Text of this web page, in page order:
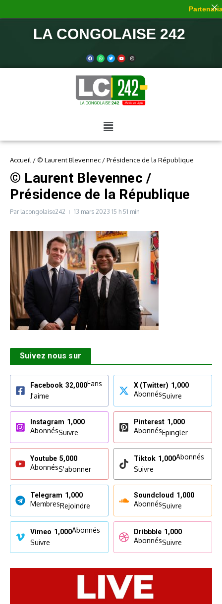
LA CONGOLAISE 242
Accueil /© Laurent Blevennec / Présidence de la République
© Laurent Blevennec /
Présidence de la République
Par lacongolaise242 13 mars 2023 15 h 51 min
Suivez nous sur
Facebook 32,000Fans
J'aime
X (Twitter) 1,000
AbonnésSuivre
Instagram 1,000
AbonnésSuivre
Pinterest 1,000
AbonnésEpingler
Youtube 5,000
AbonnésS'abonner
Tiktok 1,000Abonnés
Suivre
Telegram 1,000
MembresRejoindre
Soundcloud 1,000
AbonnésSuivre
Vimeo 1,000Abonnés
Suivre
Dribbble 1,000
AbonnésSuivre